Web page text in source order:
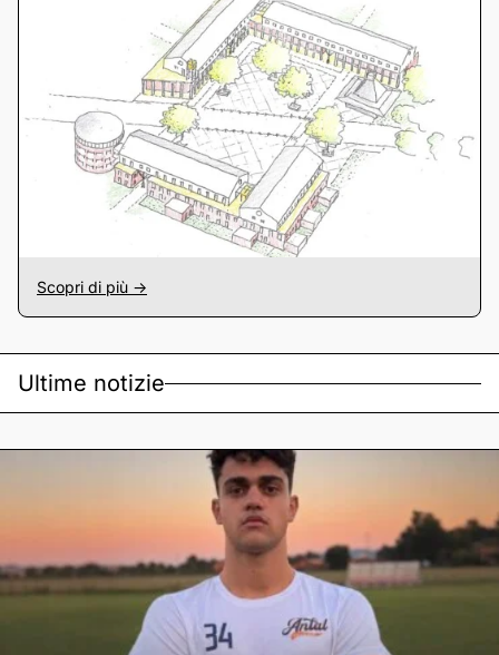
Scopri di più ->
Ultime notizie